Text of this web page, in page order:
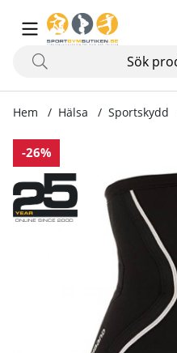
Hem Hälsa Sportskydd
-26%
Produktbilder RX Knee